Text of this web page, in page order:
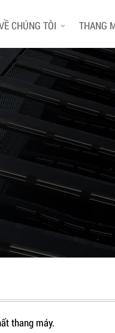
CHÚNG TÔI THANG
thang máy.